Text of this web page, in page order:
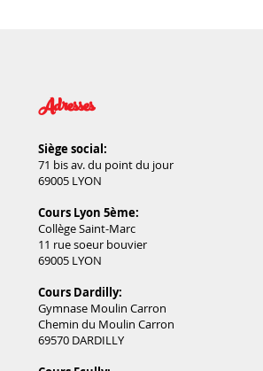
Adresses
Siège social:
71 bis av. du point du jour
69005 LYON
Cours Lyon 5ème:
Collège Saint-Marc
11 rue soeur bouvier
69005 LYON
Cours Dardilly:
Gymnase Moulin Carron
Chemin du Moulin Carron
69570 DARDILLY